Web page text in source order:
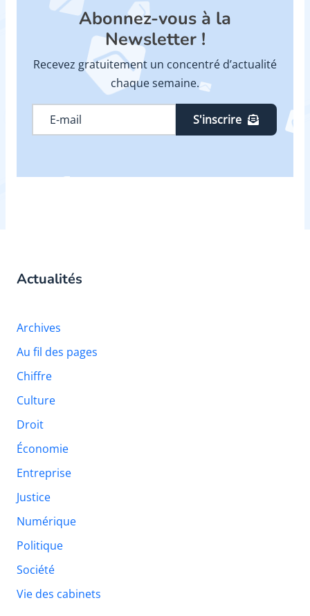
Abonnez-vous à la
Newsletter !
Recevez gratuitement un concentré d’actualité
chaque semaine.
S'inscrire
Actualités
Archives
Au fil des pages
Chiffre
Culture
Droit
Économie
Entreprise
Justice
Numérique
Politique
Société
Vie des cabinets